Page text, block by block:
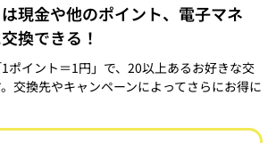
現金や他のポイント、電子マネ
換できる！
ポイント＝1円」で、20以上あるお好きな交
交換先やキャンペーンによってさらにお得に